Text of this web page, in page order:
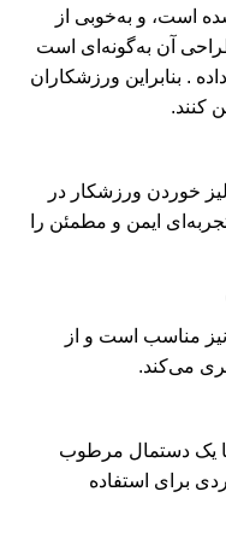
است، و به‌خوبی از
آن به‌گونه‌ای است
. بنابراین ورزشکاران
کنند.
خوردن ورزشکار در
ایمن و مطمئن را
مناسب است و از
می‌کند.
با یک دستمال مرطوب
برای استفاده